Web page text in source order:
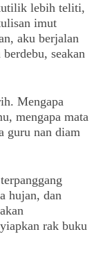
lebih teliti,
imut
aku berjalan
seakan
Mengapa
mengapa mata
guru nan diam
hujan, dan
rak buku